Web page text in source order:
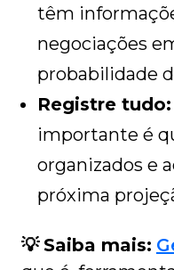
têm
negociações
probabilidade
Registre tudo:
importante é
organizados e
próxima
💡 Saiba mais: